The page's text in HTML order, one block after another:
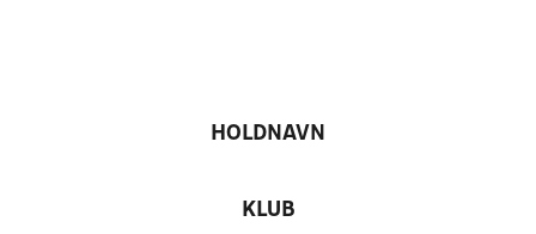
HOLDNAVN
KLUB